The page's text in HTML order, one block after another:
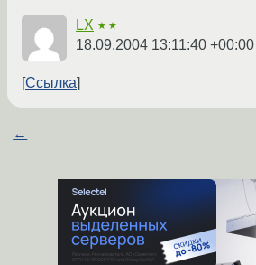
LX ★★
18.09.2004 13:11:40 +00:00
Ссылка
←